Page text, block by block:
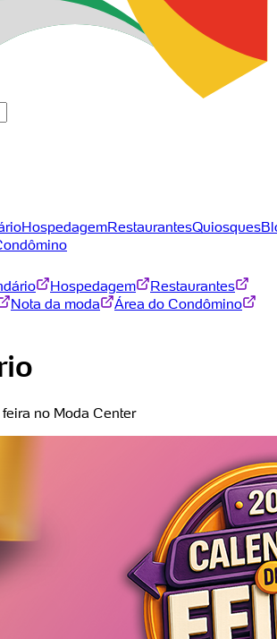
HospedagemRestaurantesQuiosques
Hospedagem
Restaurantes
Nota da moda
Área do Condômino
no Moda Center